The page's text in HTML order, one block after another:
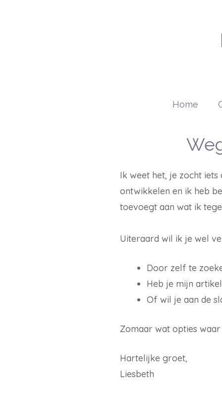
Home
Ik weet het, je zocht
ontwikkelen en ik heb
toevoegt aan wat ik
Uiteraard wil ik je wel
Door zelf te
Heb je mijn
Of wil je aan de
Zomaar wat opties
Hartelijke groet,
Liesbeth